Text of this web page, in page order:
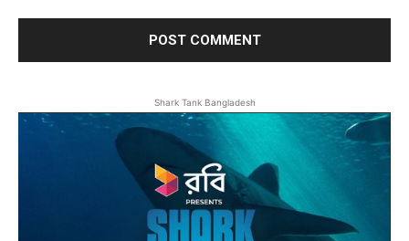
Shark Tank Bangladesh